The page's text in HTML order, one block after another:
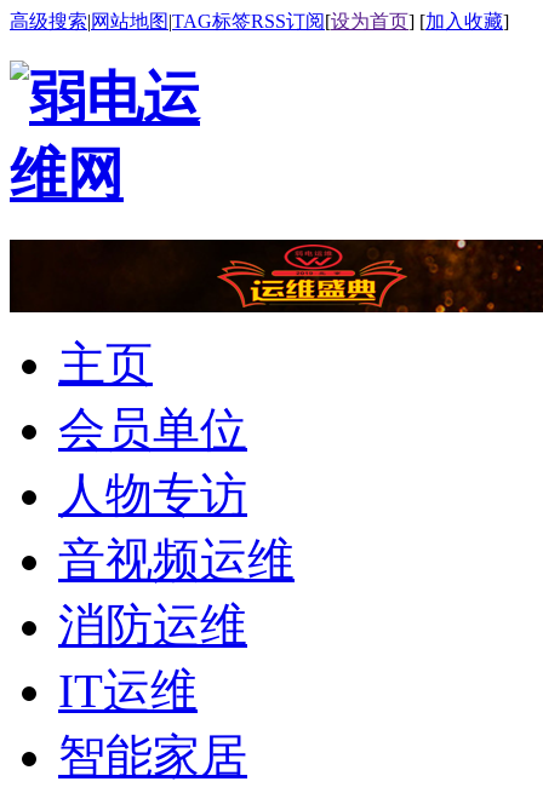
高级搜索|网站地图|TAG标签RSS订阅[设为首页] [加入收藏]
主页
会员单位
人物专访
音视频运维
消防运维
IT运维
智能家居